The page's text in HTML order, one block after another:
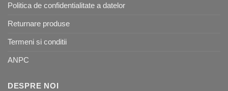
Politica de confidentialitate a datelor
Returnare produse
Termeni si conditii
ANPC
DESPRE NOI